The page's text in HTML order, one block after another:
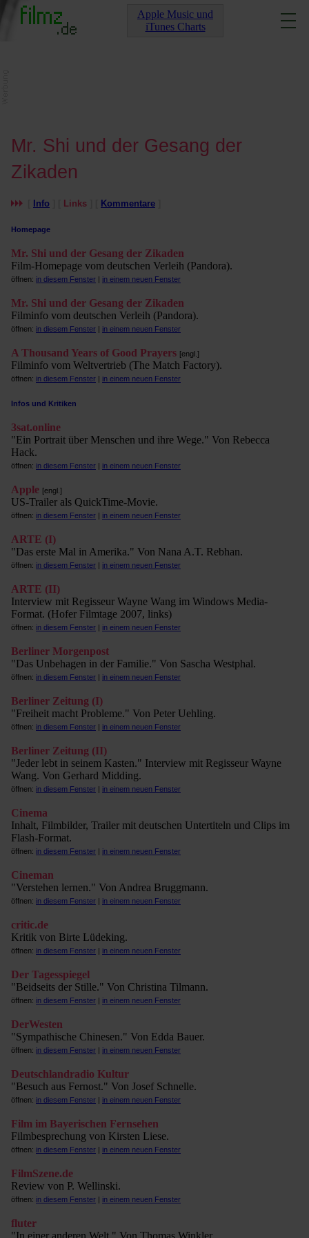
Apple Music und
iTunes Charts
Mr. Shi und der Gesang der
Zikaden
Info Links Kommentare
Homepage
Mr. Shi und der Gesang der Zikaden
Film-Homepage vom deutschen Verleih (Pandora).
öffnen: in diesem Fenster | in einem neuen Fenster
Mr. Shi und der Gesang der Zikaden
Filminfo vom deutschen Verleih (Pandora).
öffnen: in diesem Fenster | in einem neuen Fenster
A Thousand Years of Good Prayers [engl.]
Filminfo vom Weltvertrieb (The Match Factory).
öffnen: in diesem Fenster | in einem neuen Fenster
Infos und Kritiken
3sat.online
"Ein Portrait über Menschen und ihre Wege." Von Rebecca
Hack.
öffnen: in diesem Fenster | in einem neuen Fenster
Apple [engl.]
US-Trailer als QuickTime-Movie.
öffnen: in diesem Fenster | in einem neuen Fenster
ARTE (I)
"Das erste Mal in Amerika." Von Nana A.T. Rebhan.
öffnen: in diesem Fenster | in einem neuen Fenster
ARTE (II)
Interview mit Regisseur Wayne Wang im Windows Media-
Format. (Hofer Filmtage 2007, links)
öffnen: in diesem Fenster | in einem neuen Fenster
Berliner Morgenpost
"Das Unbehagen in der Familie." Von Sascha Westphal.
öffnen: in diesem Fenster | in einem neuen Fenster
Berliner Zeitung (I)
"Freiheit macht Probleme." Von Peter Uehling.
öffnen: in diesem Fenster | in einem neuen Fenster
Berliner Zeitung (II)
"Jeder lebt in seinem Kasten." Interview mit Regisseur Wayne
Wang. Von Gerhard Midding.
öffnen: in diesem Fenster | in einem neuen Fenster
Cinema
Inhalt, Filmbilder, Trailer mit deutschen Untertiteln und Clips im
Flash-Format.
öffnen: in diesem Fenster | in einem neuen Fenster
Cineman
"Verstehen lernen." Von Andrea Bruggmann.
öffnen: in diesem Fenster | in einem neuen Fenster
critic.de
Kritik von Birte Lüdeking.
öffnen: in diesem Fenster | in einem neuen Fenster
Der Tagesspiegel
"Beidseits der Stille." Von Christina Tilmann.
öffnen: in diesem Fenster | in einem neuen Fenster
DerWesten
"Sympathische Chinesen." Von Edda Bauer.
öffnen: in diesem Fenster | in einem neuen Fenster
Deutschlandradio Kultur
"Besuch aus Fernost." Von Josef Schnelle.
öffnen: in diesem Fenster | in einem neuen Fenster
Film im Bayerischen Fernsehen
Filmbesprechung von Kirsten Liese.
öffnen: in diesem Fenster | in einem neuen Fenster
FilmSzene.de
Review von P. Wellinski.
öffnen: in diesem Fenster | in einem neuen Fenster
fluter
"In einer anderen Welt." Von Thomas Winkler.